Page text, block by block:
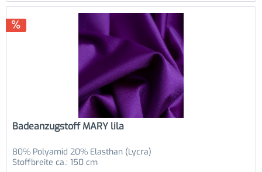
Badeanzugstoff MARY lila
80% Polyamid 20% Elasthan (Lycra)
Stoffbreite ca.: 150 cm